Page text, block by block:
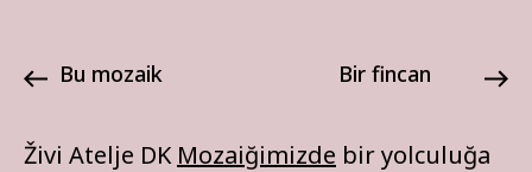
Živi Atelje DK Mozaiğimizde bir yolculuğa
bu mozaik bir fincan